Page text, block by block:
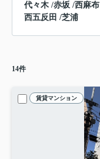
代々木 /赤坂 /西麻布
西五反田 /芝浦
14件
賃貸マンション